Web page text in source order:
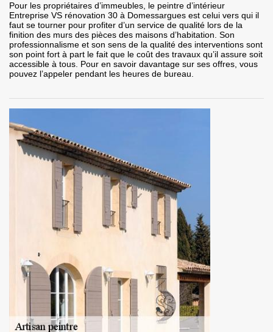
Pour les propriétaires d’immeubles, le peintre d’intérieur
Entreprise VS rénovation 30 à Domessargues est celui vers qui il
faut se tourner pour profiter d’un service de qualité lors de la
finition des murs des pièces des maisons d’habitation. Son
professionnalisme et son sens de la qualité des interventions sont
son point fort à part le fait que le coût des travaux qu’il assure soit
accessible à tous. Pour en savoir davantage sur ses offres, vous
pouvez l’appeler pendant les heures de bureau.